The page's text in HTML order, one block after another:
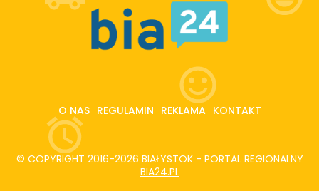
O NAS REGULAMIN REKLAMA KONTAKT
© COPYRIGHT 2016-2026 BIAŁYSTOK - PORTAL REGIONALNY
BIA24.PL